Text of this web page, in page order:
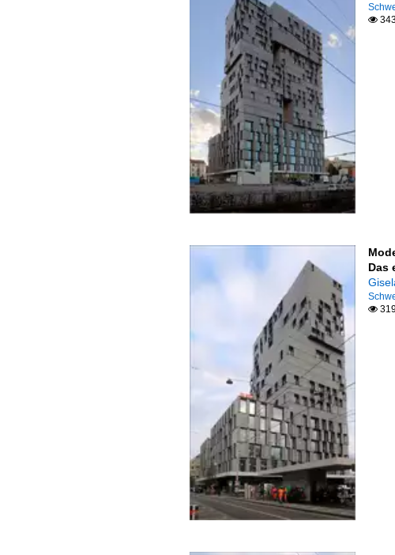
Deutschland
Kulturbauten
Deutschland
Europa
Museen
Asien
Deutschland
Skandinavien
Rathäuser, Parlaments- und
Belgien
Deutschland
Norwegen
Sakrale Bauten
Belgien
Dänemark
Deutschland

Das
